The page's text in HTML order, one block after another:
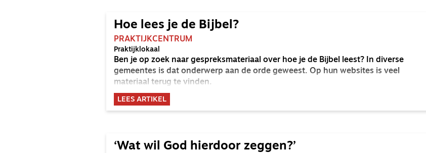
Hoe lees je de Bijbel?
PRAKTIJKCENTRUM
Praktijklokaal
Ben je op zoek naar gespreksmateriaal over hoe je de Bijbel leest? In diverse
gemeentes is dat onderwerp aan de orde geweest. Op hun websites is veel
materiaal terug te vinden.
LEES ARTIKEL
‘Wat wil God hierdoor zeggen?’